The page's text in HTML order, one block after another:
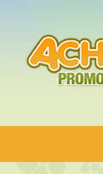
conteúdo